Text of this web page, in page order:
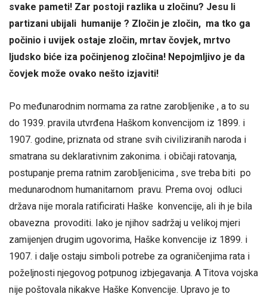
svake pameti! Zar postoji razlika u zločinu? Jesu li
partizani ubijali humanije ? Zločin je zločin, ma tko ga
počinio i uvijek ostaje zločin, mrtav čovjek, mrtvo
ljudsko biće iza počinjenog zločina! Nepojmljivo je da
čovjek može ovako nešto izjaviti!
Po međunarodnim normama za ratne zarobljenike , a to su
do 1939. pravila utvrđena Haškom konvencijom iz 1899. i
1907. godine, priznata od strane svih civiliziranih naroda i
smatrana su deklarativnim zakonima. i običaji ratovanja,
postupanje prema ratnim zarobljenicima , sve treba biti po
medunarodnom humanitarnom pravu. Prema ovoj odluci
država nije morala ratificirati Haške konvencije, ali ih je bila
obavezna provoditi. Iako je njihov sadržaj u velikoj mjeri
zamijenjen drugim ugovorima, Haške konvencije iz 1899. i
1907. i dalje ostaju simboli potrebe za ograničenjima rata i
poželjnosti njegovog potpunog izbjegavanja. A Titova vojska
nije poštovala nikakve Haške Konvencije. Upravo je to